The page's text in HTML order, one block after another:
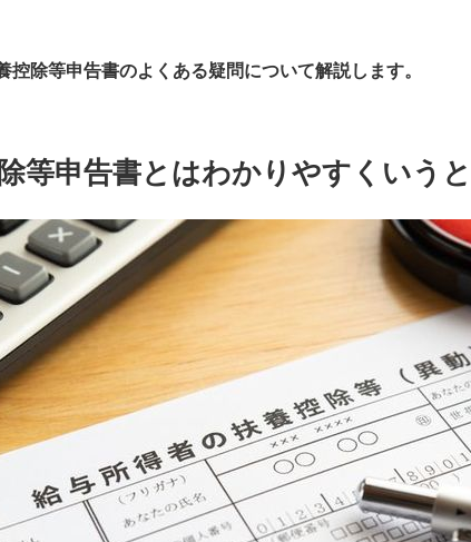
控除等申告書のよくある疑問について解説します。
等申告書とはわかりやすくいう